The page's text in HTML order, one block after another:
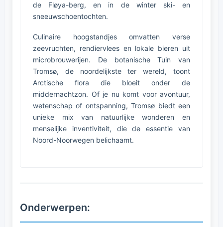
de Fløya-berg, en in de winter ski- en
sneeuwschoentochten.
Culinaire hoogstandjes omvatten verse
zeevruchten, rendiervlees en lokale bieren uit
microbrouwerijen. De botanische Tuin van
Tromsø, de noordelijkste ter wereld, toont
Arctische flora die bloeit onder de
middernachtzon. Of je nu komt voor avontuur,
wetenschap of ontspanning, Tromsø biedt een
unieke mix van natuurlijke wonderen en
menselijke inventiviteit, die de essentie van
Noord-Noorwegen belichaamt.
Onderwerpen: